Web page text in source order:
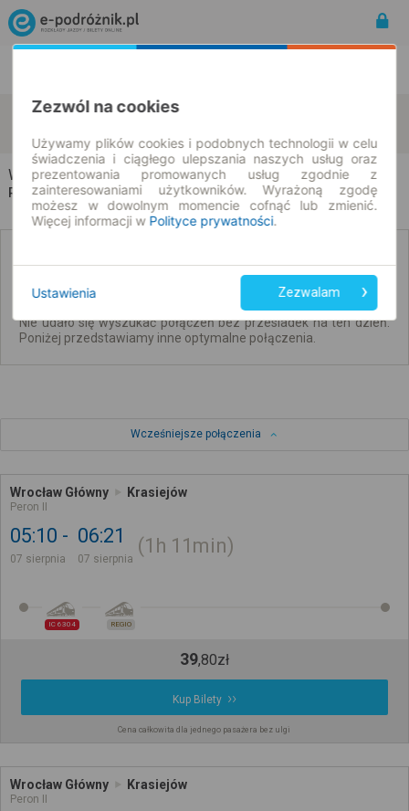
Wrocław Krasiejów
Wrocław → Krasiejów
Rozkład jazdy i bilety
połączenia z przesiadkami.
Nie udało się wyszukać połączeń bez przesiadek na ten dzień.
Poniżej przedstawiamy inne optymalne połączenia.
Wcześniejsze połączenia
Wrocław Główny
Peron II
Krasiejów
05:10
07 sierpnia
06:21
07 sierpnia
1h 11min
IC 6304 REGIO
39,80zł
Kup Bilety
Cena całkowita dla jednego pasażera bez ulgi
Wrocław Główny
Peron II
Krasiejów
Zezwól na cookies
Używamy plików cookies i podobnych technologii w celu
świadczenia i ciągłego ulepszania naszych usług oraz
prezentowania promowanych usług zgodnie z
zainteresowaniami użytkowników. Wyrażoną zgodę
możesz w dowolnym momencie cofnąć lub zmienić.
Więcej informacji w Polityce prywatności.
Ustawienia Zezwalam